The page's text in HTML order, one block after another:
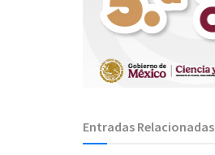
Entradas Relacionadas